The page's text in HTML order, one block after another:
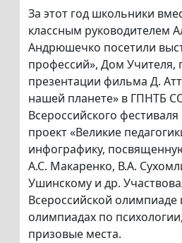
За этот год школьники
классным руководителем
Андрюшечко посетили
профессий», Дом Учителя,
презентации фильма Д.
нашей планете» в ГПНТБ
Всероссийского
проект «Великие
инфографику,
А.С. Макаренко, В.А.
Ушинскому и др.
Всероссийской
олимпиадах по
призовые места.